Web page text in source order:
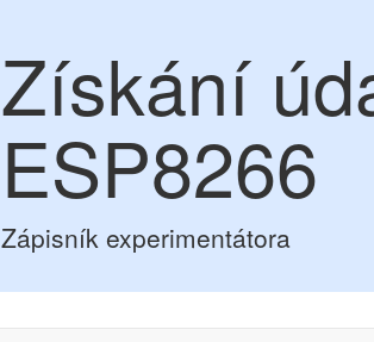
Získání
ESP8266
Zápisník experimentátora